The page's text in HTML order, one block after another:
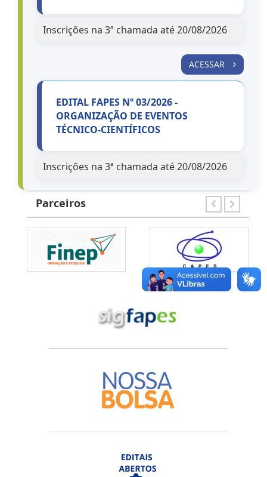
Inscrições na 3ª chamada até 20/08/2026
ACESSAR
EDITAL FAPES Nº 03/2026 -
ORGANIZAÇÃO DE EVENTOS
TÉCNICO-CIENTÍFICOS
Inscrições na 3ª chamada até 20/08/2026
ACESSAR
EDITAL FAPES Nº 04/2026 - ESTÁGIO
TÉCNICO-CIENTÍFICO
Inscrições na 3ª chamada até 20/08/2026
TÉCNICO-CIENTÍFICA
Inscrições na 3ª chamada até 20/08/2026
Parceiros